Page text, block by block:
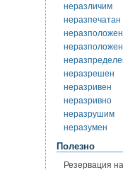
неразличим
неразпечатан
неразположен
неразрешен
неразривен
неразривно
неразрушим
неразумен
Полезно
Резервация на